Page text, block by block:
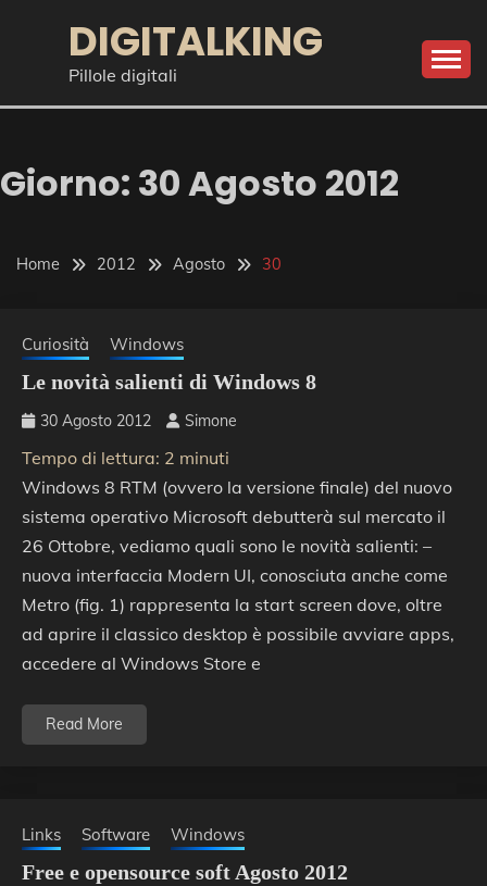
DIGITALKING
Pillole digitali
Giorno: 30 Agosto 2012
Home 2012 Agosto 30
Curiosità Windows
Le novità salienti di Windows 8
30 Agosto 2012 Simone
Tempo di lettura: 2 minuti
Windows 8 RTM (ovvero la versione finale) del nuovo
sistema operativo Microsoft debutterà sul mercato il
26 Ottobre, vediamo quali sono le novità salienti: –
nuova interfaccia Modern UI, conosciuta anche come
Metro (fig. 1) rappresenta la start screen dove, oltre
ad aprire il classico desktop è possibile avviare apps,
accedere al Windows Store e
Read More
Links Software Windows
Free e opensource soft Agosto 2012